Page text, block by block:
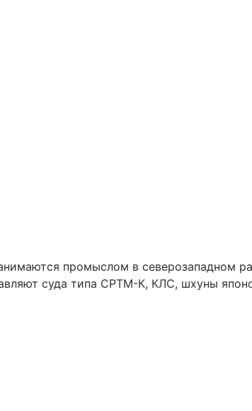
промыслом в северозападном
суда типа СРТМ-К, КЛС, шхуны